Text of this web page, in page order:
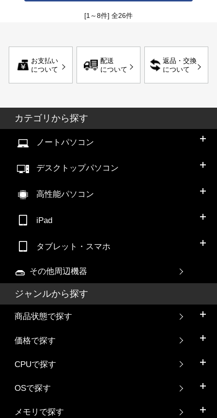
[1～8件] 全26件
お支払い
について
配送
について
返品・交換
について
カテゴリから探す
ノートパソコン
デスクトップパソコン
高性能パソコン
iPad
タブレット・スマホ
その他周辺機器
ジャンルから探す
商品状態で探す
価格で探す
CPUで探す
OSで探す
メモリで探す